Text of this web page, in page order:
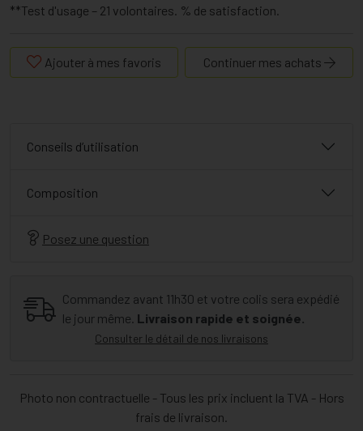
**Test d'usage – 21 volontaires. % de satisfaction.
Ajouter à mes favoris Continuer mes achats
Conseils d’utilisation
Composition
Posez une question
Commandez avant 11h30 et votre colis sera expédié
le jour même. Livraison rapide et soignée.
Consulter le détail de nos livraisons
Photo non contractuelle - Tous les prix incluent la TVA - Hors
frais de livraison.